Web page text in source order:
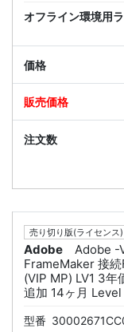
オフライン環境用ラ
売り切り版(ライセンス)
Adobe
Adobe -
FrameMaker 接
(VIP MP) LV1 3年
追加 14ヶ月 Level
型番